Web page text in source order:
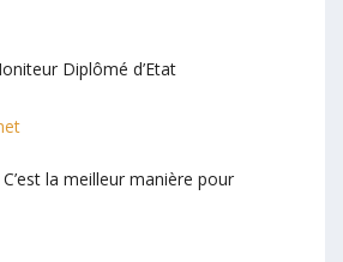
Diplômé d’Etat
la meilleur manière pour